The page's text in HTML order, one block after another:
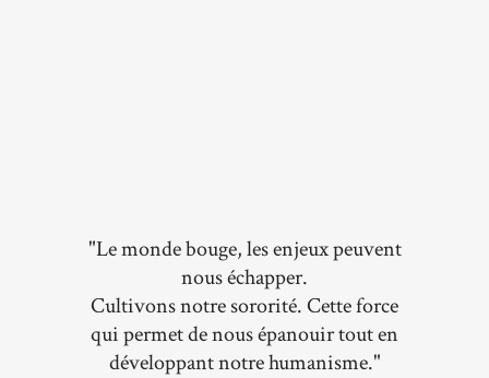
"Le monde bouge, les enjeux peuvent
nous échapper.
Cultivons notre sororité. Cette force
qui permet de nous épanouir tout en
développant notre humanisme."